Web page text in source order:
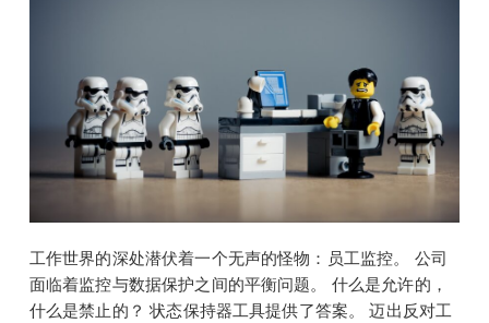
工作世界的深处潜伏着一个无声的怪物：员工监控。 公司
面临着监控与数据保护之间的平衡问题。 什么是允许的，
什么是禁止的？ 状态保持器工具提供了答案。 迈出反对工